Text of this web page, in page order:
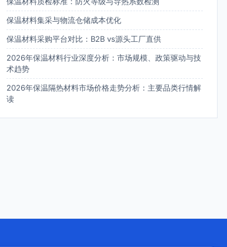
保温材料集采与物流仓储成本优化
保温材料采购平台对比：B2B vs源头工厂直供
2026年保温材料行业深度分析：市场规模、政策驱动与技
术趋势
2026年保温隔热材料市场价格走势分析：主要品类行情解
读